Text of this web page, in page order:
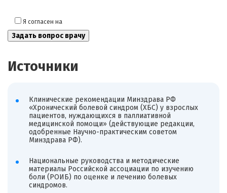
Я согласен на
Источники
Клинические рекомендации Минздрава РФ
«Хронический болевой синдром (ХБС) у взрослых
пациентов, нуждающихся в паллиативной
медицинской помощи» (действующие редакции,
одобренные Научно-практическим советом
Минздрава РФ).
Национальные руководства и методические
материалы Российской ассоциации по изучению
боли (РОИБ) по оценке и лечению болевых
синдромов.